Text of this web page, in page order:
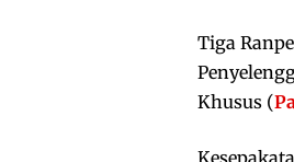
Tiga
Khusus (